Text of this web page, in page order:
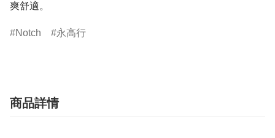
爽舒適。
Notch 永高行
商品詳情